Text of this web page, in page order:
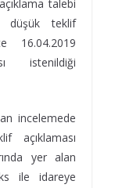
talebi
düşük teklif
16.04.2019
istenildiği
incelemede
açıklaması
yer alan
ile idareye